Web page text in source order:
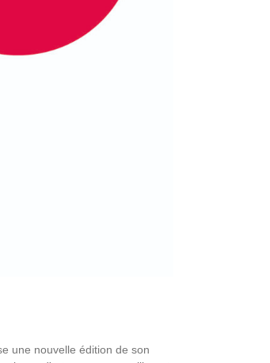
une nouvelle édition de son